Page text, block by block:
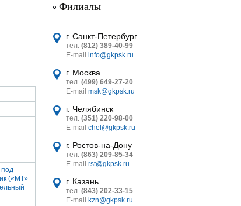
под
(«МТ»
Филиалы
г. Санкт-Петербург
тел. (812) 389-40-99
E-mail info@gkpsk.ru
г. Москва
тел. (499) 649-27-20
E-mail msk@gkpsk.ru
г. Челябинск
тел. (351) 220-98-00
E-mail chel@gkpsk.ru
г. Ростов-на-Дону
тел. (863) 209-85-34
E-mail rst@gkpsk.ru
г. Казань
тел. (843) 202-33-15
E-mail
kzn@gkpsk.ru